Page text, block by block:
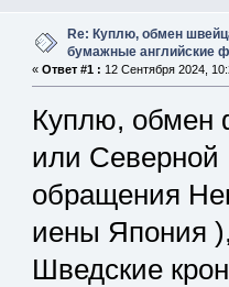
Re: Куплю, обмен
бумажные английские
« Ответ #1 : 12 Сентября 2024,
Куплю, обмен
или
обращения
иены Япония
Шведские